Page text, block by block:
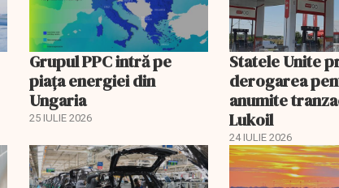
Grupul PPC intră pe
piața energiei din
Ungaria
25 IULIE 2026
Statele Unite
derogarea
anumite
Lukoil
24 IULIE 2026